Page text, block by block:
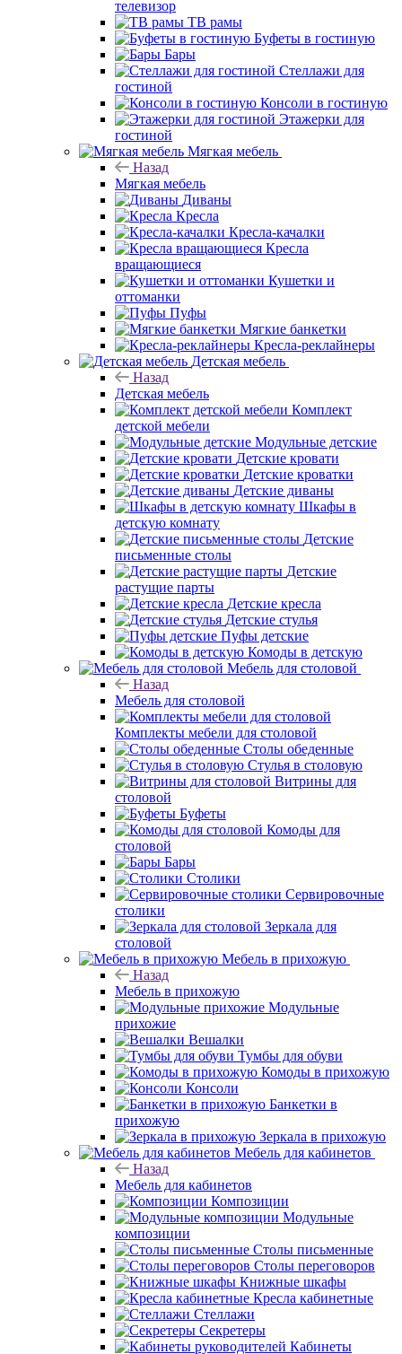
телевизор
ТВ рамы
Буфеты в гостиную
Бары
Стеллажи для
гостиной
Консоли в гостиную
Этажерки для
гостиной
Мягкая мебель
Назад
Мягкая мебель
Диваны
Кресла
Кресла-качалки
Кресла
вращающиеся
Кушетки и
оттоманки
Пуфы
Мягкие банкетки
Кресла-реклайнеры
Детская мебель
Назад
Детская мебель
Комплект
детской мебели
Модульные детские
Детские кровати
Детские кроватки
Детские диваны
Шкафы в
детскую комнату
Детские
письменные столы
Детские
растущие парты
Детские кресла
Детские стулья
Пуфы детские
Комоды в детскую
Мебель для столовой
Назад
Мебель для столовой
Комплекты мебели для столовой
Столы обеденные
Стулья в столовую
Витрины для
столовой
Буфеты
Комоды для
столовой
Бары
Столики
Сервировочные
столики
Зеркала для
столовой
Мебель в прихожую
Назад
Мебель в прихожую
Модульные
прихожие
Вешалки
Тумбы для обуви
Комоды в прихожую
Консоли
Банкетки в
прихожую
Зеркала в прихожую
Мебель для кабинетов
Назад
Мебель для кабинетов
Композиции
Модульные
композиции
Столы письменные
Столы переговоров
Книжные шкафы
Кресла кабинетные
Стеллажи
Секретеры
Кабинеты